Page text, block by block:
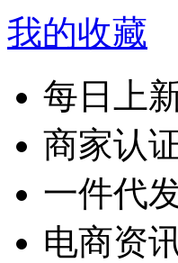
我的收藏
每日上
商家认
一件代
电商资